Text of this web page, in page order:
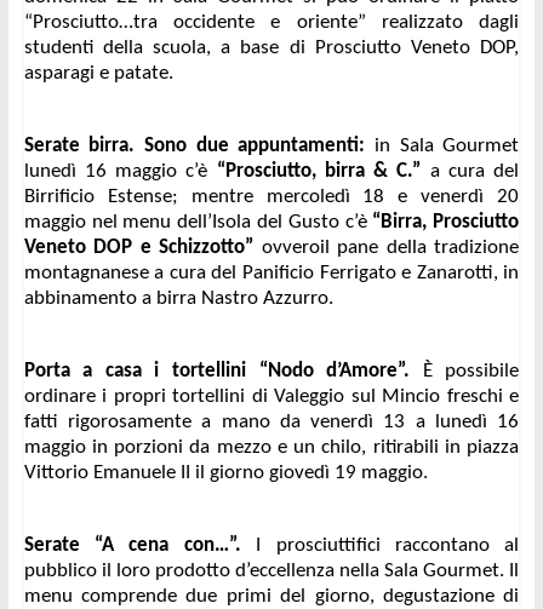
“Prosciutto…tra occidente e oriente” realizzato dagli
studenti della scuola, a base di Prosciutto Veneto DOP,
asparagi e patate.
Serate birra. Sono due appuntamenti: in Sala Gourmet
lunedì 16 maggio c’è “Prosciutto, birra & C.” a cura del
Birrificio Estense; mentre mercoledì 18 e venerdì 20
maggio nel menu dell’Isola del Gusto c’è “Birra, Prosciutto
Veneto DOP e Schizzotto” ovveroil pane della tradizione
montagnanese a cura del Panificio Ferrigato e Zanarotti, in
abbinamento a birra Nastro Azzurro.
Porta a casa i tortellini “Nodo d’Amore”. È possibile
ordinare i propri tortellini di Valeggio sul Mincio freschi e
fatti rigorosamente a mano da venerdì 13 a lunedì 16
maggio in porzioni da mezzo e un chilo, ritirabili in piazza
Vittorio Emanuele II il giorno giovedì 19 maggio.
Serate “A cena con…”. I prosciuttifici raccontano al
pubblico il loro prodotto d’eccellenza nella Sala Gourmet. Il
menu comprende due primi del giorno, degustazione di